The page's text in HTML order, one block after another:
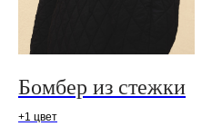
Бомбер из стежки
+1 цвет